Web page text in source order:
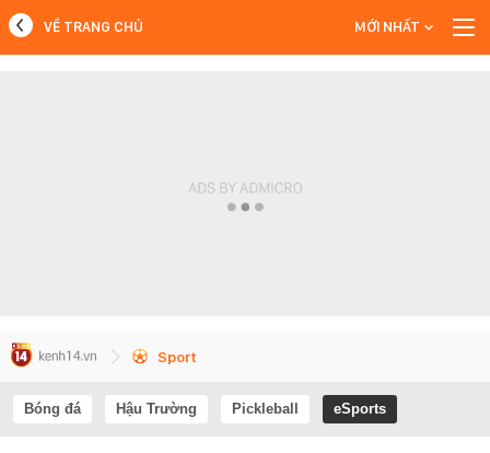
VỀ TRANG CHỦ MỚI NHẤT
Sport
Bóng đá Hậu Trường Pickleball eSports